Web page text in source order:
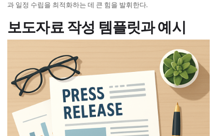
과 일정 수립을 최적화하는 데 큰 힘을 발휘한다.
보도자료 작성 템플릿과 예시